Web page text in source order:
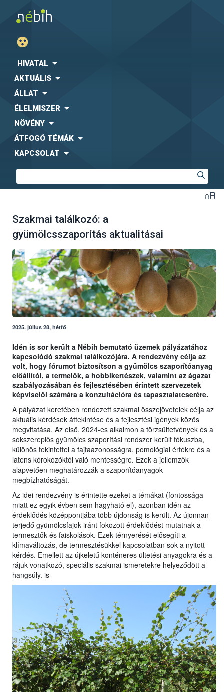
HIVATAL
AKTUÁLIS
ÁLLAT
ÉLELMISZER
NÖVÉNY
ÁTFOGÓ TÉMÁK
KAPCSOLAT
Szakmai találkozó: a
gyümölcsszaporítás aktualitásai
2025. július 28, hétfő
Idén is sor került a Nébih bemutató üzemek pályázatához
kapcsolódó szakmai találkozójára. A rendezvény célja az
volt, hogy fórumot biztosítson a gyümölcs szaporítóanyag
előállítói, a termelők, a hobbikertészek, valamint az ágazat
szabályozásában és fejlesztésében érintett szervezetek
képviselői számára a konzultációra és tapasztalatcserére.
A pályázat keretében rendezett szakmai összejövetelek célja az
aktuális kérdések áttekintése és a fejlesztési igények közös
megvitatása. Az első, 2024-es alkalmon a törzsültetvények és a
sokszereplős gyümölcs szaporítási rendszer került fókuszba,
különös tekintettel a fajtaazonosságra, pomológiai értékre és a
latens kórokozóktól való mentességre. Ezek a jellemzők
alapvetően meghatározzák a szaporítóanyagok
megbízhatóságát.
Az idei rendezvény is érintette ezeket a témákat (fontossága
miatt ez egyik évben sem hagyható el), azonban idén az
érdeklődés középpontjába több újdonság is került. Az újonnan
terjedő gyümölcsfajok iránt fokozott érdeklődést mutatnak a
termesztők és faiskolások. Ezek térnyerését elősegíti a
klímaváltozás, de termesztésükkel kapcsolatban sok a nyitott
kérdés. Emellett az újkeletű konténeres ültetési anyagokra és a
rájuk vonatkozó, speciális szakmai ismeretekre helyeződött a
hangsúly. is